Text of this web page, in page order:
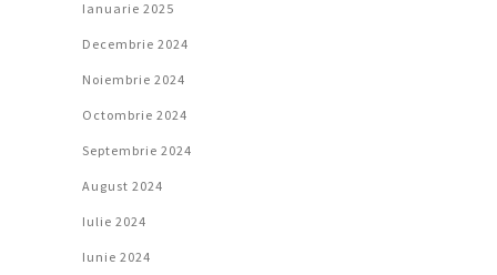
Ianuarie 2025
Decembrie 2024
Noiembrie 2024
Octombrie 2024
Septembrie 2024
August 2024
Iulie 2024
Iunie 2024